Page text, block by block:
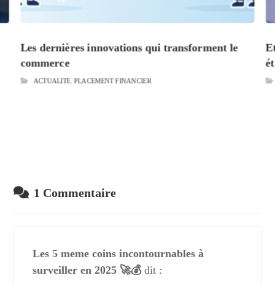
Les dernières innovations qui transforment le
commerce
ACTUALITE PLACEMENT FINANCIER
1 Commentaire
Les 5 meme coins incontournables à
surveiller en 2025 🚀💰 dit :